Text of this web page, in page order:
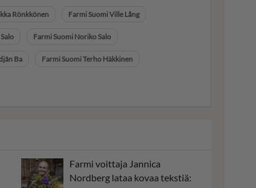
Rönkkönen Farmi Suomi Ville Lång
Farmi Suomi Noriko Salo
Ba Farmi Suomi Terho Häkkinen
Farmi voittaja Jannica
Nordberg lataa kovaa tekstiä: